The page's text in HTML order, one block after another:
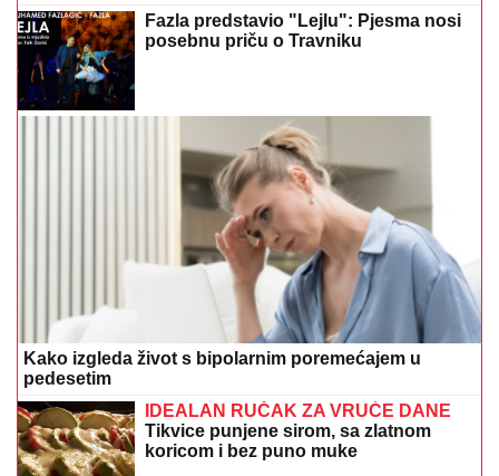
Fazla predstavio "Lejlu": Pjesma nosi
posebnu priču o Travniku
Kako izgleda život s bipolarnim poremećajem u
pedesetim
IDEALAN RUČAK ZA VRUĆE DANE
Tikvice punjene sirom, sa zlatnom
koricom i bez puno muke